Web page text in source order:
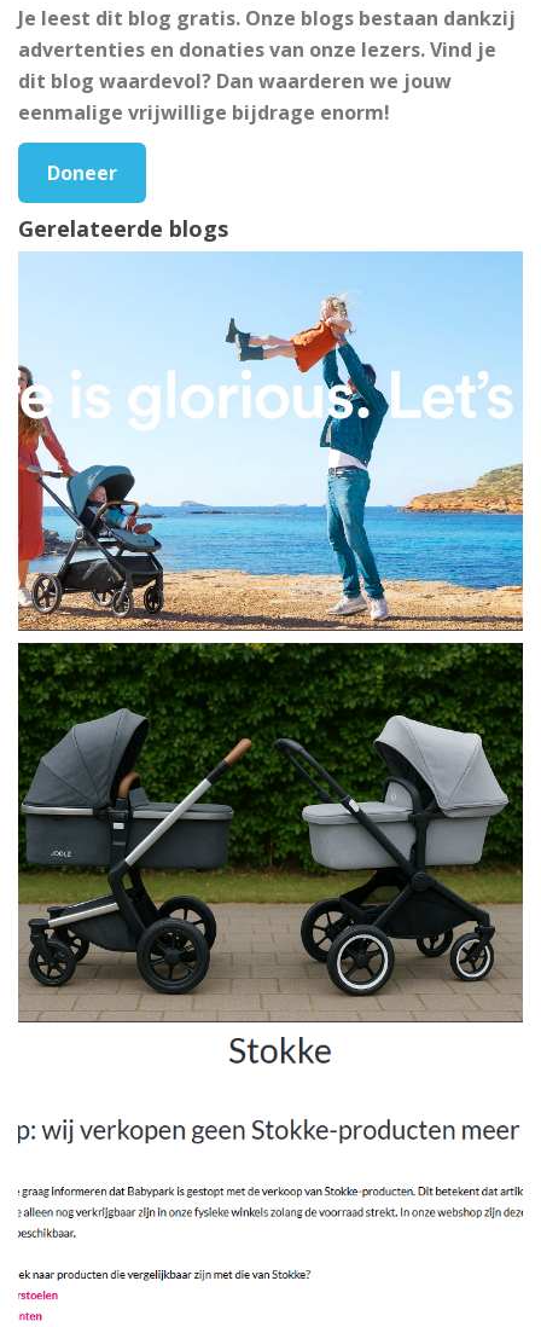
Je leest dit blog gratis. Onze blogs bestaan dankzij
advertenties en donaties van onze lezers. Vind je
dit blog waardevol? Dan waarderen we jouw
eenmalige vrijwillige bijdrage enorm!
Doneer
Gerelateerde blogs